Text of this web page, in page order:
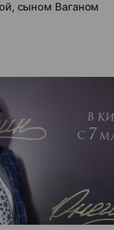
сыном Ваганом